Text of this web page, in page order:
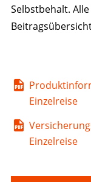
Selbstbehalt.
Einzelreise
Einzelreise